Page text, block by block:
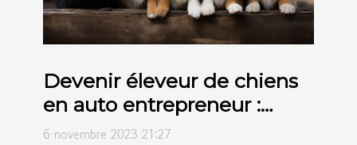
Devenir éleveur de chiens
en auto entrepreneur :
comment s’y prendre ?
6 novembre 2023 21:27